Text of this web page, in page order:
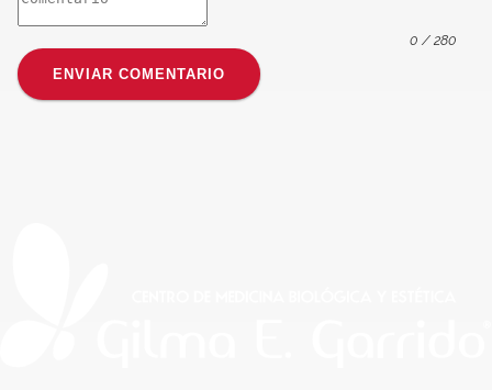
0 / 280
ENVIAR COMENTARIO